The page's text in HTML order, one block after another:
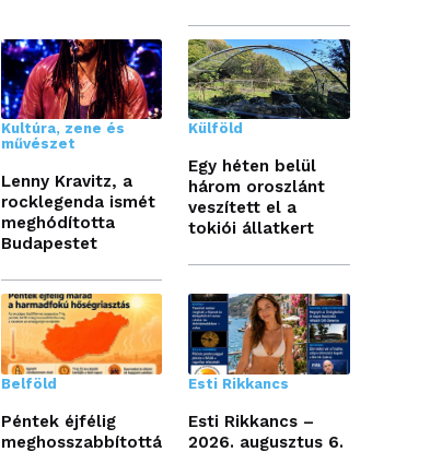
Kultúra, zene és
művészet
Lenny Kravitz, a
rocklegenda ismét
meghódította
Budapestet
Külföld
Egy héten belül
három oroszlánt
veszített el a
tokiói állatkert
Belföld
Péntek éjfélig
meghosszabbítottá
Esti Rikkancs
Esti Rikkancs –
2026. augusztus 6.